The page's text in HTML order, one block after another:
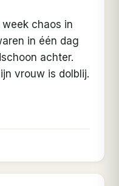
chaos in
in één dag
achter.
vrouw is dolblij.